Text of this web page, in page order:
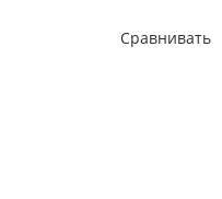
Сравнивать